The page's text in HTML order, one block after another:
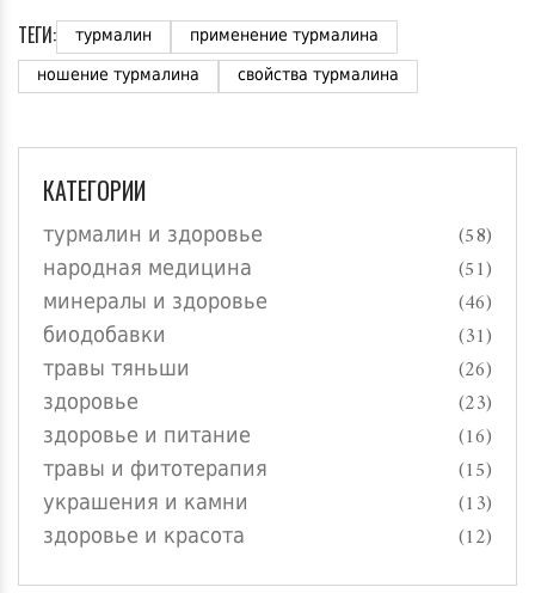
ТЕГИ: турмалин
применение турмалина
ношение турмалина
свойства турмалина
КАТЕГОРИИ
турмалин и здоровье (58)
народная медицина (51)
минералы и здоровье (46)
биодобавки (31)
травы тяньши (26)
здоровье (23)
здоровье и питание (16)
травы и фитотерапия (15)
украшения и камни (13)
здоровье и красота (12)